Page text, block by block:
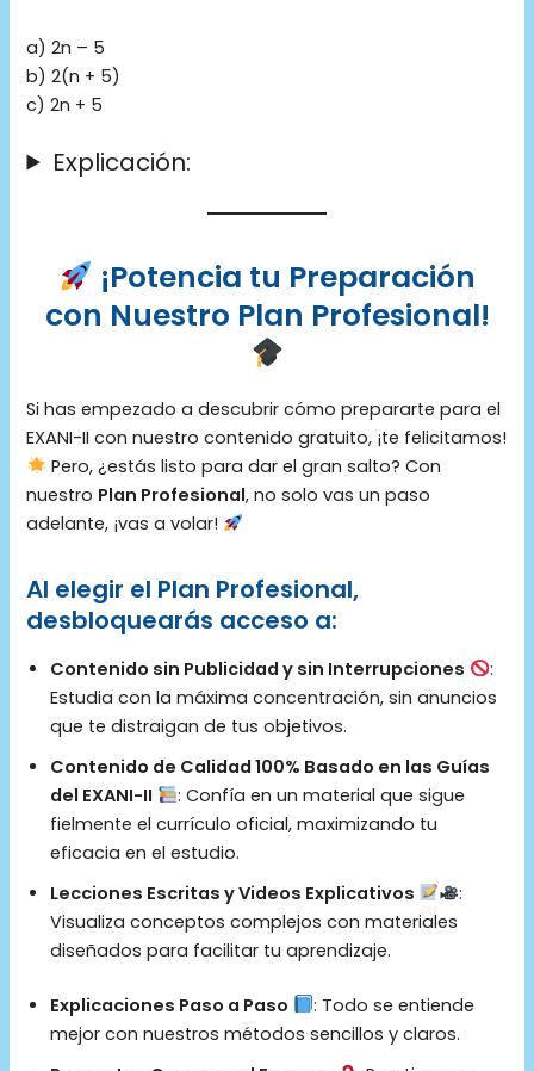
a) 2n – 5
b) 2(n + 5)
c) 2n + 5
Explicación:
¡Potencia tu Preparación
con Nuestro Plan Profesional!
Si has empezado a descubrir cómo prepararte para el
EXANI-II con nuestro contenido gratuito, ¡te felicitamos!
Pero, ¿estás listo para dar el gran salto? Con
nuestro Plan Profesional, no solo vas un paso
adelante, ¡vas a volar!
Al elegir el Plan Profesional,
desbloquearás acceso a:
Contenido sin Publicidad y sin Interrupciones
:
Estudia con la máxima concentración, sin anuncios
que te distraigan de tus objetivos.
Contenido de Calidad 100% Basado en las Guías
del EXANI-II
: Confía en un material que sigue
fielmente el currículo oficial, maximizando tu
eficacia en el estudio.
Lecciones Escritas y Videos Explicativos
:
Visualiza conceptos complejos con materiales
diseñados para facilitar tu aprendizaje.
Explicaciones Paso a Paso
: Todo se entiende
mejor con nuestros métodos sencillos y claros.